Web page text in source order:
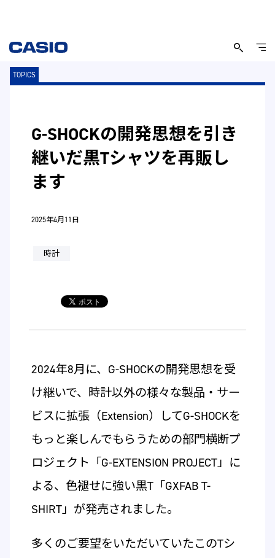
TOPICS
G-SHOCKの開発思想を引き
継いだ黒Tシャツを再販し
ます
2025年4月11日
時計
2024年8月に、G-SHOCKの開発思想を受
け継いで、時計以外の様々な製品・サー
ビスに拡張（Extension）してG-SHOCKを
もっと楽しんでもらうための部門横断プ
ロジェクト「G-EXTENSION PROJECT」に
よる、色褪せに強い黒T「GXFAB T-
SHIRT」が発売されました。
多くのご要望をいただいていたこのTシ